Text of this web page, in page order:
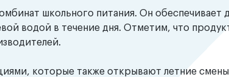
школьного питания. Он обеспечивает
водой в течение дня. Отметим, что
которые также открывают летние